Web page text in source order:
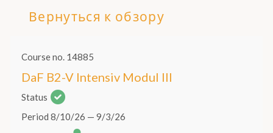
Вернуться к обзору